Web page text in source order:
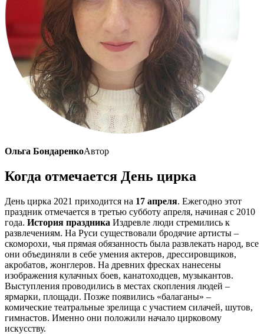
Ольга БондаренкоАвтор
Когда отмечается День цирка
День цирка 2021 приходится на 17 апреля. Ежегодно этот
праздник отмечается в третью субботу апреля, начиная с 2010
года. История праздника Издревле люди стремились к
развлечениям. На Руси существовали бродячие артисты –
скоморохи, чья прямая обязанность была развлекать народ, все
они объединяли в себе умения актеров, дрессировщиков,
акробатов, жонглеров. На древних фресках нанесены
изображения кулачных боев, канатоходцев, музыкантов.
Выступления проводились в местах скопления людей –
ярмарки, площади. Позже появились «балаганы» –
комические театральные зрелища с участием силачей, шутов,
гимнастов. Именно они положили начало цирковому
искусству.